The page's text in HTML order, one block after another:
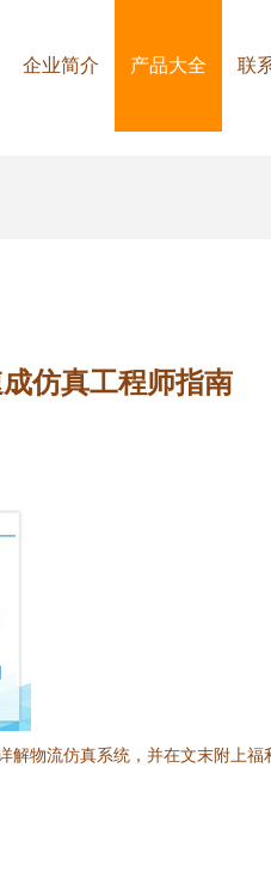
企业简介 产品大全 联
仿真工程师指南
物流仿真系统，并在文末附上